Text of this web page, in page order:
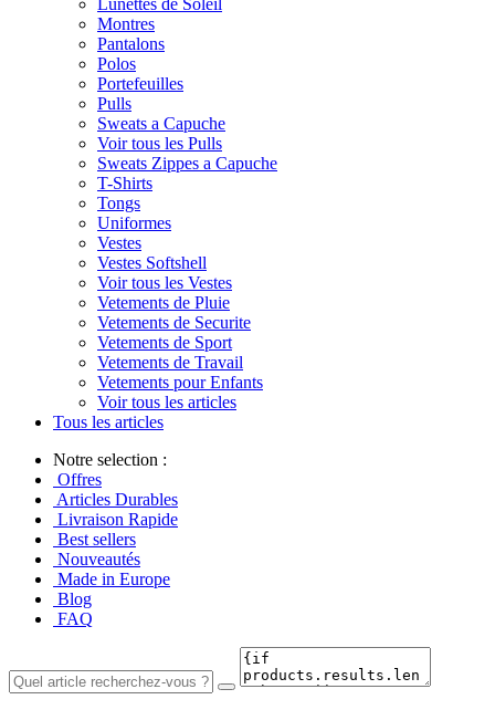
Lunettes de Soleil
Montres
Pantalons
Polos
Portefeuilles
Pulls
Sweats a Capuche
Voir tous les Pulls
Sweats Zippes a Capuche
T-Shirts
Tongs
Uniformes
Vestes
Vestes Softshell
Voir tous les Vestes
Vetements de Pluie
Vetements de Securite
Vetements de Sport
Vetements de Travail
Vetements pour Enfants
Voir tous les articles
Tous les articles
Notre selection :
Offres
Articles Durables
Livraison Rapide
Best sellers
Nouveautés
Made in Europe
Blog
FAQ